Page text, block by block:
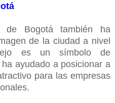
de Bogotá también ha
de la ciudad a nivel
es un símbolo de
ayudado a posicionar a
para las empresas